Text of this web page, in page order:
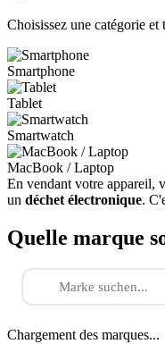
Choisissez une catégorie
Smartphone
Tablet
Smartwatch
MacBook / Laptop
En vendant votre appareil,
un déchet électronique.
Quelle marque
Chargement des marques...